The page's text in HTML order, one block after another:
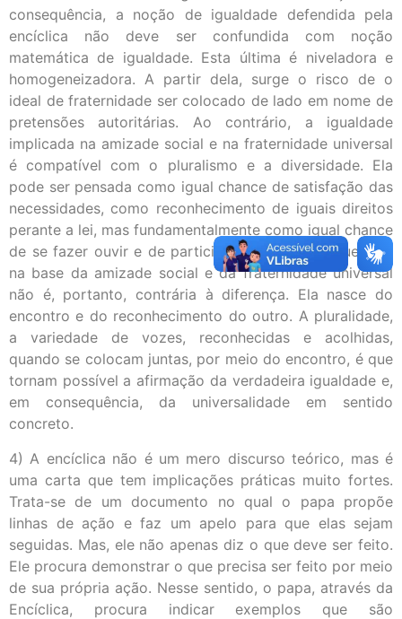
consequência, a noção de igualdade defendida pela
encíclica não deve ser confundida com noção
matemática de igualdade. Esta última é niveladora e
homogeneizadora. A partir dela, surge o risco de o
ideal de fraternidade ser colocado de lado em nome de
pretensões autoritárias. Ao contrário, a igualdade
implicada na amizade social e na fraternidade universal
é compatível com o pluralismo e a diversidade. Ela
pode ser pensada como igual chance de satisfação das
necessidades, como reconhecimento de iguais direitos
perante a lei, mas fundamentalmente como igual chance
de se fazer ouvir e de participar. A igualdade que está
na base da amizade social e da fraternidade universal
não é, portanto, contrária à diferença. Ela nasce do
encontro e do reconhecimento do outro. A pluralidade,
a variedade de vozes, reconhecidas e acolhidas,
quando se colocam juntas, por meio do encontro, é que
tornam possível a afirmação da verdadeira igualdade e,
em consequência, da universalidade em sentido
concreto.
4) A encíclica não é um mero discurso teórico, mas é
uma carta que tem implicações práticas muito fortes.
Trata-se de um documento no qual o papa propõe
linhas de ação e faz um apelo para que elas sejam
seguidas. Mas, ele não apenas diz o que deve ser feito.
Ele procura demonstrar o que precisa ser feito por meio
de sua própria ação. Nesse sentido, o papa, através da
Encíclica, procura indicar exemplos que são